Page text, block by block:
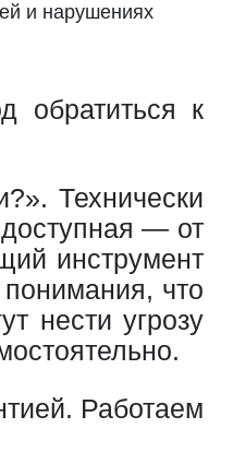
и нарушениях
обратиться к
Технически
— от
инструмент
что
нести угрозу
Работаем